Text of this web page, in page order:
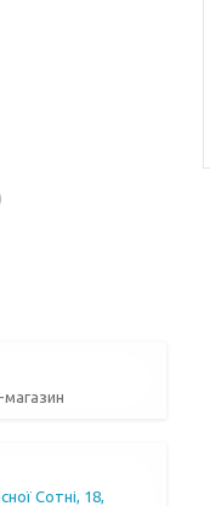
магазин
Сотні, 18,